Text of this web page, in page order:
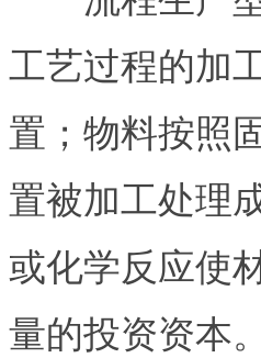
工艺过程的加
置；物料按照
置被加工处理
或化学反应使
量的投资资本。